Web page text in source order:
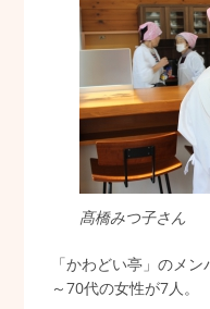
髙橋みつ子さん
「かわどい亭」のメ
～70代の女性が7人。